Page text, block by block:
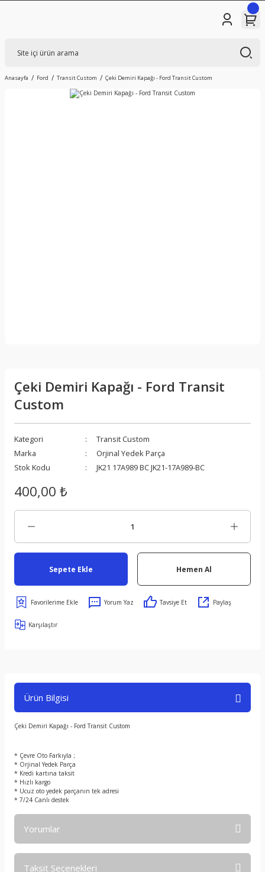
Anasayfa Ford Transit Custom Çeki Demiri Kapağı - Ford Transit Custom
Çeki Demiri Kapağı - Ford Transit
Custom
Kategori
Transit Custom
Marka
Orjinal Yedek Parça
Stok Kodu
JK21 17A989 BC JK21-17A989-BC
400,00 ₺
Sepete Ekle Hemen Al
Yorum Yaz Tavsiye Et Paylaş
Karşılaştır
Ürün Bilgisi
Çeki Demiri Kapağı - Ford Transit Custom
* Çevre Oto Farkıyla ;
* Orjinal Yedek Parça
* Kredi kartına taksit
* Hızlı kargo
* Ucuz oto yedek parçanın tek adresi
* 7/24 Canlı destek
Yorumlar
Taksit Seçenekleri